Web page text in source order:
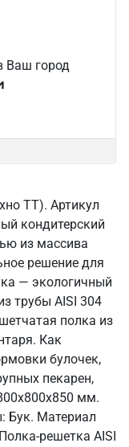
Ваш город
ТТ). Артикул
кондитерский
из массива
решение для
— экологичный
трубы AISI 304
полка из
Как
булочек,
пекарен,
мм.
Бук. Материал
решетка AISI